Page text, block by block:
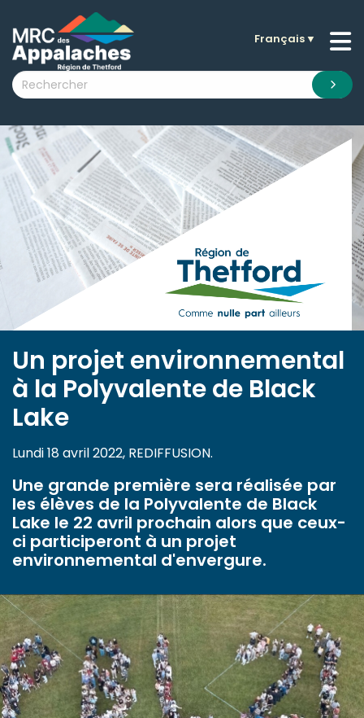
submenu (La MRC )
submenu (Citoyens )
submenu (Visiteurs )
submenu (Nouvelles )
submenu (Documentation )
Français▼
Un projet environnemental
à la Polyvalente de Black
Lake
Lundi 18 avril 2022, REDIFFUSION.
Une grande première sera réalisée par
les élèves de la Polyvalente de Black
Lake le 22 avril prochain alors que ceux-
ci participeront à un projet
environnemental d'envergure.